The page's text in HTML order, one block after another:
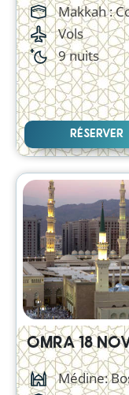
Makkah :
Vols
9 nuits
RÉSERVER
OMRA 18
Médine: